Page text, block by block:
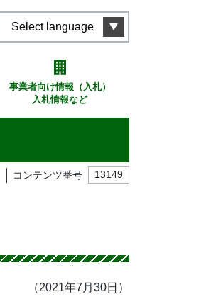
Select language
事業者向け情報（入札）
入札情報など
コンテンツ番号 13149
（2021年7月30日）